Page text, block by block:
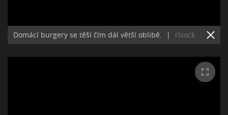
Domácí burgery se těší čím dál větší oblibě. | iStock